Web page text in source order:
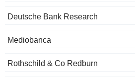
Deutsche Bank Research
Mediobanca
Rothschild & Co Redburn